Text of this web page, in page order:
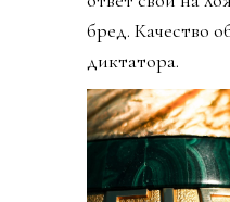
бред. Качество
диктатора.